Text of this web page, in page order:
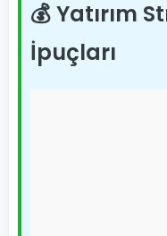
💰 Yatırım
İpuçları